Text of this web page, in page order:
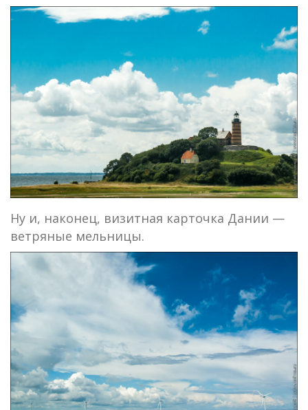
Ну и, наконец, визитная карточка Дании —
ветряные мельницы.